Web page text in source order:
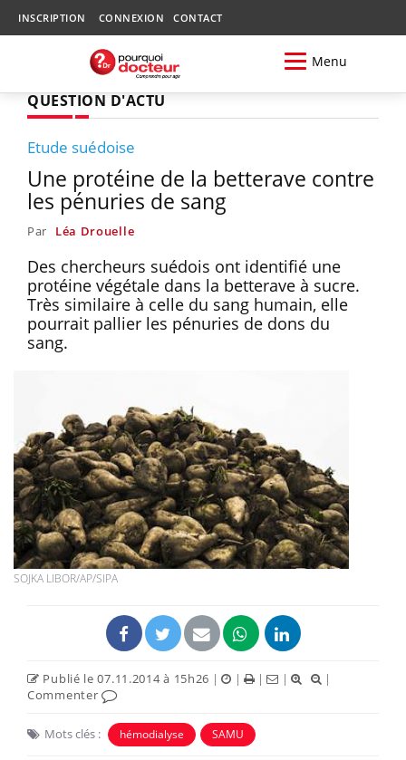
INSCRIPTION CONNEXION CONTACT
Menu
QUESTION D'ACTU
Etude suédoise
Une protéine de la betterave contre
les pénuries de sang
Par Léa Drouelle
Des chercheurs suédois ont identifié une
protéine végétale dans la betterave à sucre.
Très similaire à celle du sang humain, elle
pourrait pallier les pénuries de dons du
sang.
SOJKA LIBOR/AP/SIPA
Publié le 07.11.2014 à 15h26 | | | |
|
Commenter
Mots clés : hémodialyse SAMU